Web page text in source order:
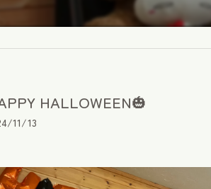
HALLOWEEN🎃
11/13